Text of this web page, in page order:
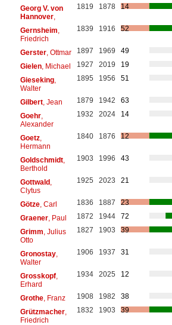
Georg V. von
Hannover,
1819 1878 14
Gernsheim
Friedrich
1839 1916 52
Gerster, Ottmar 1897 1969
49
Gielen, Michael 1927 2019
19
Gieseking,
Walter
1895 1956 51
Gilbert, Jean 1879 1942
63
Goehr,
Alexander
1932 2024 14
Goetz,
Hermann
1840 1876 12
Goldschmidt,
Berthold
1903 1996 43
Gottwald,
Clytus
1925 2023 21
Götze, Carl 1836 1887
23
Graener, Paul 1872 1944
72
Grimm , Julius
Otto
1827 1903 39
Gronostay,
Walter
1906 1937 31
Grosskopf,
Erhard
1934 2025 12
Grothe, Franz 1908 1982
38
Grützmacher,
Friedrich
1832 1903 39